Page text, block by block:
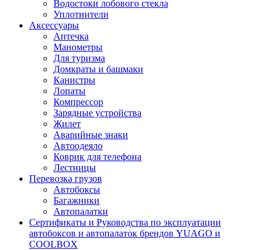
Водостоки лобового стекла
Уплотнители
Аксессуары
Аптечка
Манометры
Для туризма
Домкраты и башмаки
Канистры
Лопаты
Компрессор
Зарядные устройства
Жилет
Аварийные знаки
Автоодеяло
Коврик для телефона
Лестницы
Перевозка грузов
Автобоксы
Багажники
Автопалатки
Сертификаты и Руководства по эксплуатации
автобоксов и автопалаток брендов YUAGO и
COOLBOX